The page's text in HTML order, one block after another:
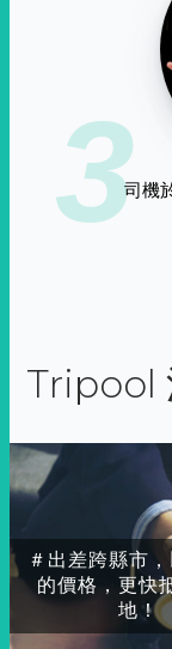
3司機
Tripool
＃出差跨縣市
的價格，更快
地！